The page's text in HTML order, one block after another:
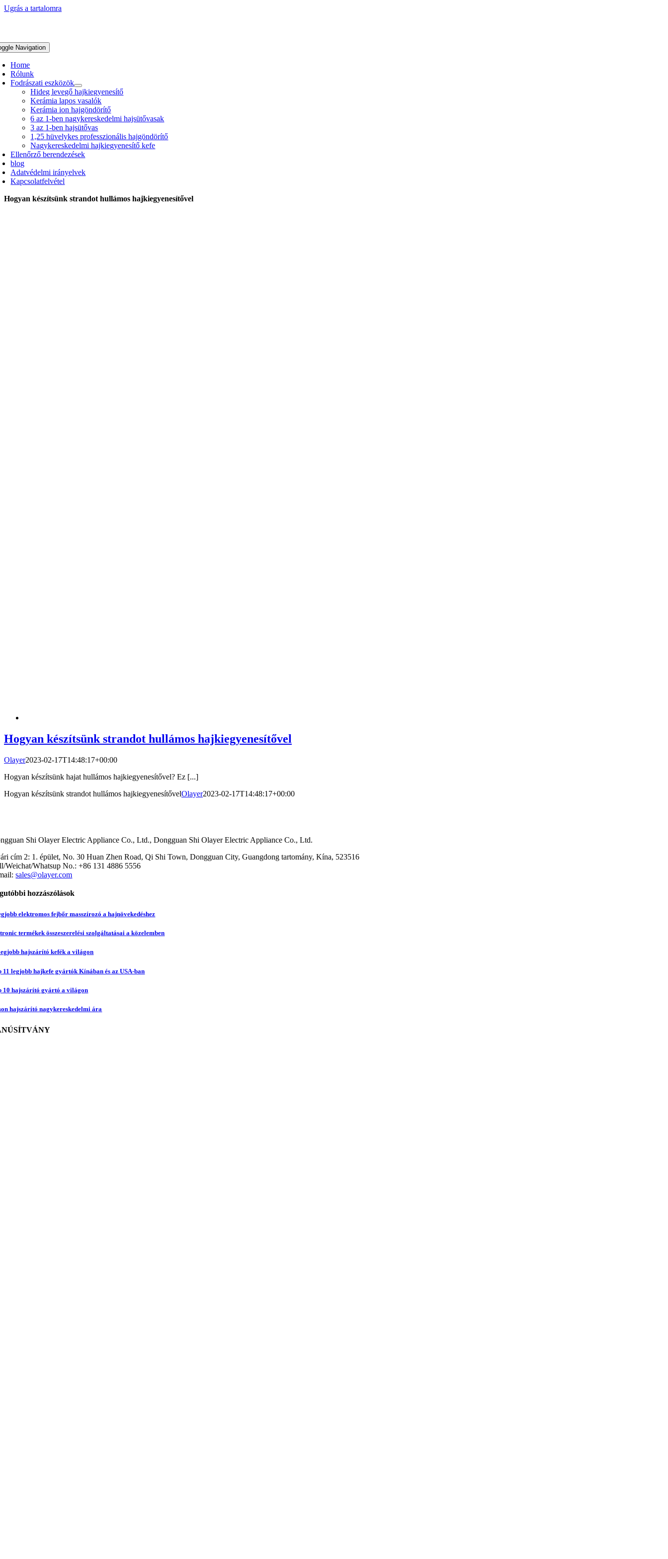
Ugrás a tartalomra
Navigation
Home
Rólunk
Fodrászati eszközök
Hideg levegő hajkiegyenesítő
Kerámia lapos vasalók
Kerámia ion hajgöndörítő
6 az 1-ben nagykereskedelmi hajsütővasak
3 az 1-ben hajsütővas
1,25 hüvelykes professzionális hajgöndörítő
Nagykereskedelmi hajkiegyenesítő kefe
Ellenőrző berendezések
blog
Adatvédelmi irányelvek
Kapcsolatfelvétel
Hogyan készítsünk strandot hullámos hajkiegyenesítővel
Hogyan készítsünk strandot hullámos hajkiegyenesítővel
Olayer2023-02-17T14:48:17+00:00
Hogyan készítsünk hajat hullámos hajkiegyenesítővel? Ez [...]
Hogyan készítsünk strandot hullámos hajkiegyenesítővelOlayer2023-02-17T14:48:17+00:00
Shi Olayer Electric Appliance Co., Ltd., Dongguan Shi Olayer Electric Appliance Co., Ltd.
cím 2: 1. épület, No. 30 Huan Zhen Road, Qi Shi Town, Dongguan City, Guangdong tartomány, Kína, 523516
Weichat/Whatsup No.: +86 131 4886 5556
sales@olayer.com
hozzászólások
elektromos fejbőr masszírozó a hajnövekedéshez
termékek összeszerelési szolgáltatásai a közelemben
hajszárító kefék a világon
11 legjobb hajkefe gyártók Kínában és az USA-ban
10 hajszárító gyártó a világon
hajszárító nagykereskedelmi ára